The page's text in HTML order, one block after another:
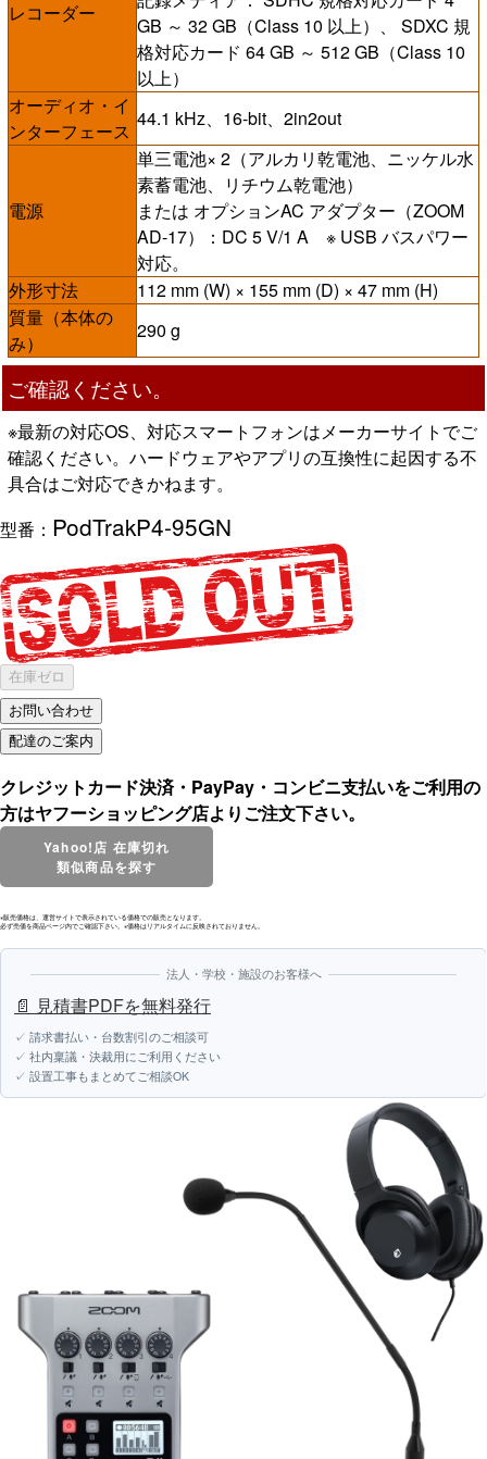
レコーダー
GB ～ 32 GB（Class 10 以上）、 SDXC 規
格対応カード 64 GB ～ 512 GB（Class 10
以上）
オーディオ・イ
ンターフェース
44.1 kHz、16-bit、2in2out
電源
単三電池× 2（アルカリ乾電池、ニッケル水
素蓄電池、リチウム乾電池）
または オプションAC アダプター（ZOOM
AD-17）：DC 5 V/1 A ※ USB バスパワー
対応。
外形寸法
112 mm (W) × 155 mm (D) × 47 mm (H)
質量（本体の
み）
290 g
ご確認ください。
※最新の対応OS、対応スマートフォンはメーカーサイトでご
確認ください。ハードウェアやアプリの互換性に起因する不
具合はご対応できかねます。
型番： PodTrakP4-95GN
在庫ゼロ
クレジットカード決済・PayPay・コンビニ支払いをご利用の
方はヤフーショッピング店よりご注文下さい。
Yahoo!店 在庫切れ
類似商品を探す
※販売価格は、運営サイトで表示されている価格での販売となります。
必ず売価を商品ページ内でご確認下さい。※価格はリアルタイムに反映されておりません。
法人・学校・施設のお客様へ
📄 見積書PDFを無料発行
✓ 請求書払い・台数割引のご相談可
✓ 社内稟議・決裁用にご利用ください
✓ 設置工事もまとめてご相談OK